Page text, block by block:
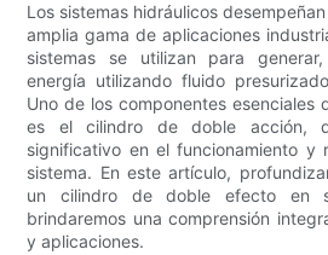
Los sistemas hidráulicos
amplia gama de aplicaciones
sistemas se utilizan para
energía utilizando fluido
Uno de los componentes esenciales
es el cilindro de doble acción,
significativo en el funcionamiento y
sistema. En este artículo,
un cilindro de doble efecto en
brindaremos una comprensión
y aplicaciones.